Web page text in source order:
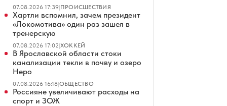
07.08.2026 17:39|ПРОИСШЕСТВИЯ
Хартли вспомнил, зачем президент
«Локомотива» один раз зашел в
тренерскую
07.08.2026 17:02|ХОККЕЙ
В Ярославской области стоки
канализации текли в почву и озеро
Неро
07.08.2026 16:18|ОБЩЕСТВО
Россияне увеличивают расходы на
спорт и ЗОЖ